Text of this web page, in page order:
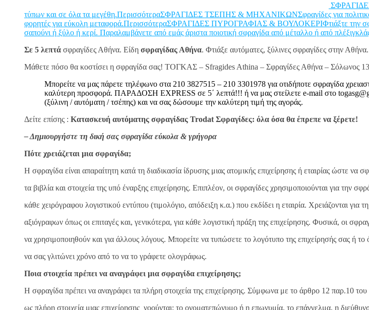
τύπων και σε όλα τα μεγέθη.ΠερισσότεραΣΦΡΑΓΙΔΕΣ ΤΣΕΠΗΣ & ΜΗΧΑΝΙΚΩΝΣφραγίδες για πολιτικούς
φορητές για εύκολη μεταφορά.ΠερισσότεραΣΦΡΑΓΙΔΕΣ ΠΥΡΟΓΡΑΦΙΑΣ & ΒΟΥΛΟΚΕΡΙΦτιάξτε την
σαπούνι ή ξύλο ή κερί. Παραλαμβάνετε από εμάς άριστα ποιοτική σφραγίδα από μέταλλο ή από
Σε 5 λεπτά σφραγίδες Αθήνα. Είδη σφραγίδας Αθήνα. Φτιάξε αυτόματες, ξύλινες σφραγίδες στην
Μάθετε πόσο θα κοστίσει η σφραγίδα σας! ΤΟΓΚΑΣ – Sfragides Athina – Σφραγίδες Αθήνα – Σόλωνος
Μπορείτε να μας πάρετε τηλέφωνο στα 210 3827515 – 210 3301978 για οτιδήποτε σφραγίδα
καλύτερη προσφορά. ΠΑΡΑΔΟΣΗ EXPRESS σε 5΄ λεπτά!!! ή να μας στείλετε e-mail στο
(ξύλινη / αυτόματη / τσέπης) και να σας δώσουμε την καλύτερη τιμή της αγοράς.
Δείτε επίσης : Κατασκευή αυτόματης σφραγίδας Trodat Σφραγίδες: όλα όσα θα έπρεπε να ξέρετε!
– Δημιουργήστε τη δική σας σφραγίδα εύκολα & γρήγορα
Πότε χρειάζεται μια σφραγίδα;
H σφραγίδα είναι απαραίτητη κατά τη διαδικασία ίδρυσης μιας ατομικής επιχείρησης ή εταιρίας ώστε να
τα βιβλία και στοιχεία της υπό έναρξης επιχείρησης. Επιπλέον, οι σφραγίδες χρησιμοποιούνται για την
κάθε χειρόγραφου λογιστικού εντύπου (τιμολόγιο, απόδειξη κ.α.) που εκδίδει η εταιρία. Χρειάζονται για
αξιόγραφων όπως οι επιταγές και, γενικότερα, για κάθε λογιστική πράξη της επιχείρησης. Φυσικά, οι
να χρησιμοποιηθούν και για άλλους λόγους. Μπορείτε να τυπώσετε το λογότυπο της επιχείρησής σας ή
να σας γλιτώνει χρόνο από το να το γράφετε ολογράφως.
Ποια στοιχεία πρέπει να αναγράφει μια σφραγίδα επιχείρησης;
Η σφραγίδα πρέπει να αναγράφει τα πλήρη στοιχεία της επιχείρησης. Σύμφωνα με το άρθρο 12 παρ.10
ως πλήρη στοιχεία μιας επιχείρησης νοούνται: το ονοματεπώνυμο ή η επωνυμία, το επάγγελμα, η